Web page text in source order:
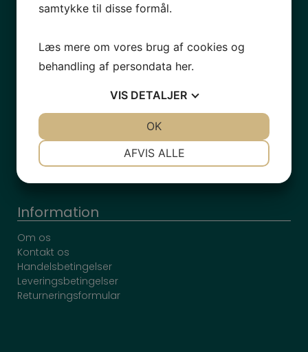
Vask & tør
Komfur, ovne & mikro
Køl & frys
Integrerede produkter
Information
Om os
Kontakt os
Handelsbetingelser
Leveringsbetingelser
Returneringsformular
samtykke til disse formål.
Læs mere om vores brug af cookies og
behandling af persondata her.
VIS DETALJER
AFVIS ALLE
OK